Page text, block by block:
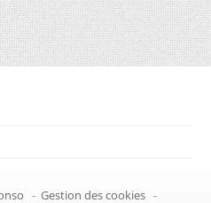
- Gestion des cookies -